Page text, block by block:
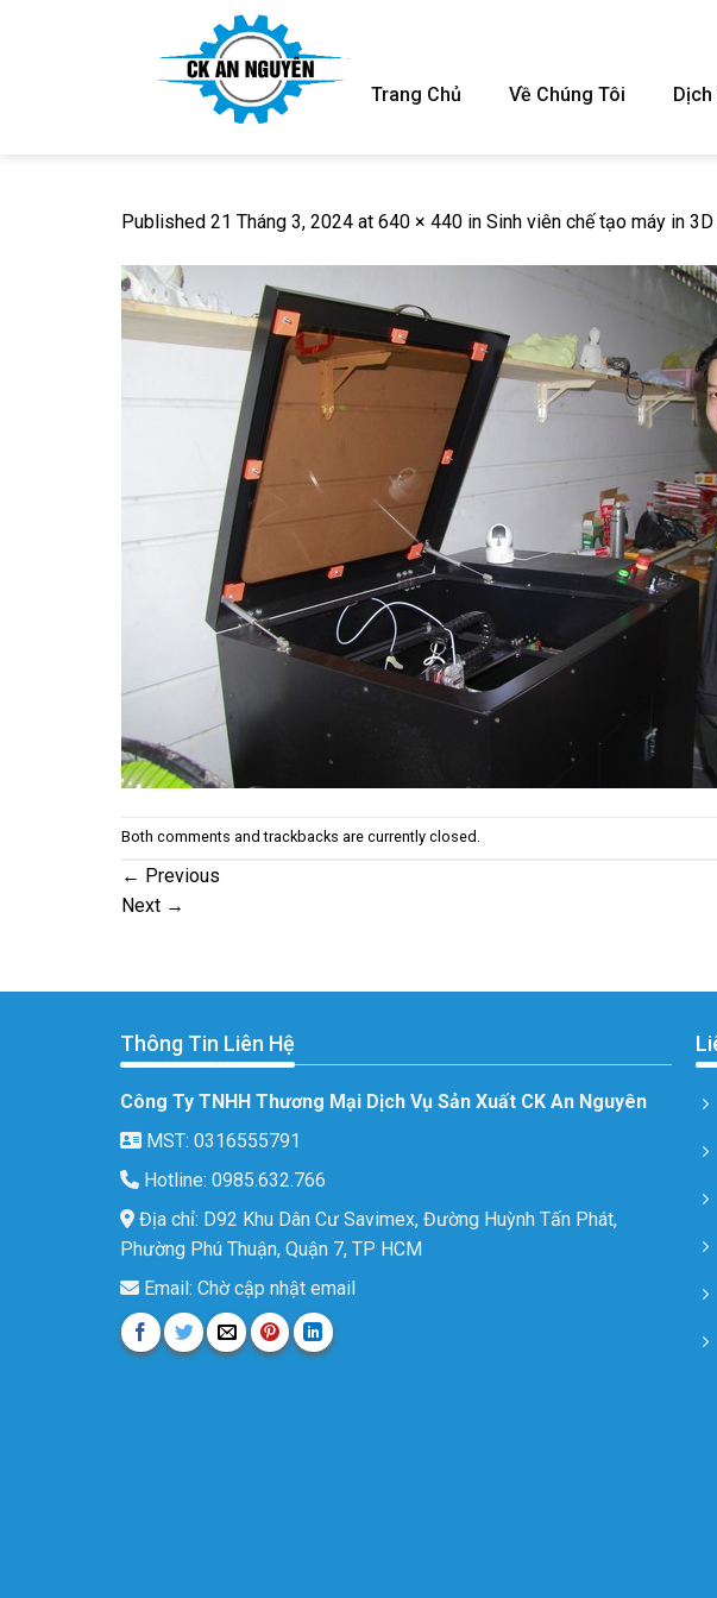
Trang Chủ Về Chúng Tôi Dịch
Published 21 Tháng 3, 2024 at 640 × 440 in Sinh viên chế tạo máy in
Both comments and trackbacks are currently closed.
← Previous
Next →
Thông Tin Liên Hệ
Công Ty TNHH Thương Mại Dịch Vụ Sản Xuất CK An Nguyên
MST: 0316555791
Hotline: 0985.632.766
Địa chỉ: D92 Khu Dân Cư Savimex, Đường Huỳnh Tấn Phát,
Phường Phú Thuận, Quận 7, TP HCM
Email: Chờ cập nhật email